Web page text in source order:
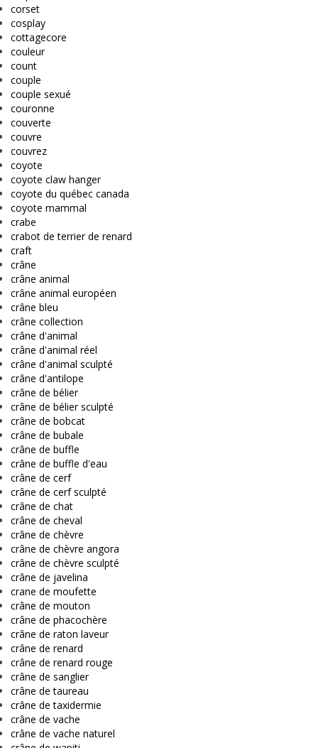
corset
cosplay
cottagecore
couleur
count
couple
couple sexué
couronne
couverte
couvre
couvrez
coyote
coyote claw hanger
coyote du québec canada
coyote mammal
crabe
crabot de terrier de renard
craft
crâne
crâne animal
crâne animal européen
crâne bleu
crâne collection
crâne d'animal
crâne d'animal réel
crâne d'animal sculpté
crâne d'antilope
crâne de bélier
crâne de bélier sculpté
crâne de bobcat
crâne de bubale
crâne de buffle
crâne de buffle d'eau
crâne de cerf
crâne de cerf sculpté
crâne de chat
crâne de cheval
crâne de chèvre
crâne de chèvre angora
crâne de chèvre sculpté
crâne de javelina
crane de moufette
crâne de mouton
crâne de phacochère
crâne de raton laveur
crâne de renard
crâne de renard rouge
crâne de sanglier
crâne de taureau
crâne de taxidermie
crâne de vache
crâne de vache naturel